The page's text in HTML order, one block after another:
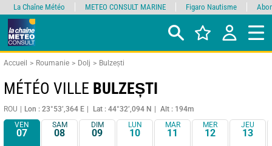
Accueil Roumanie Dolj Bulzești
MÉTÉO VILLE BULZEȘTI
ROU Lon : 23°53’,364 E Lat : 44°32’,094 N
Alt : 194m
VEN
07
SAM
08
DIM
09
LUN
10
MAR
11
MER
12
JEU
13
La Chaîne Météo METEO CONSULT MARINE Figaro Nautisme